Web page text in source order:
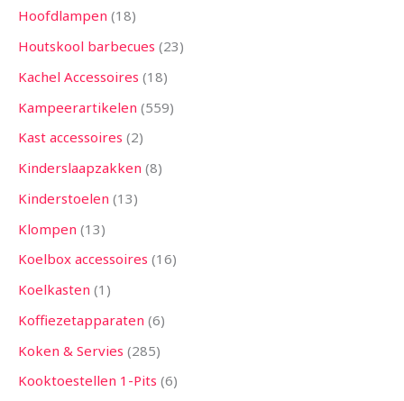
Hoofdlampen 18
Houtskool barbecues 23
Kachel Accessoires 18
Kampeerartikelen 559
Kast accessoires 2
Kinderslaapzakken 8
Kinderstoelen 13
Klompen 13
Koelbox accessoires 16
Koelkasten 1
Koffiezetapparaten 6
Koken & Servies 285
Kooktoestellen 1-Pits 6